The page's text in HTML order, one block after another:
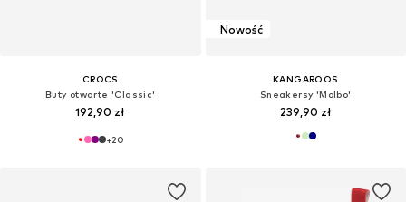
CROCS
Buty otwarte 'Classic'
192,90 zł
+20
Nowość
KANGAROOS
Sneakersy 'Molbo'
239,90 zł